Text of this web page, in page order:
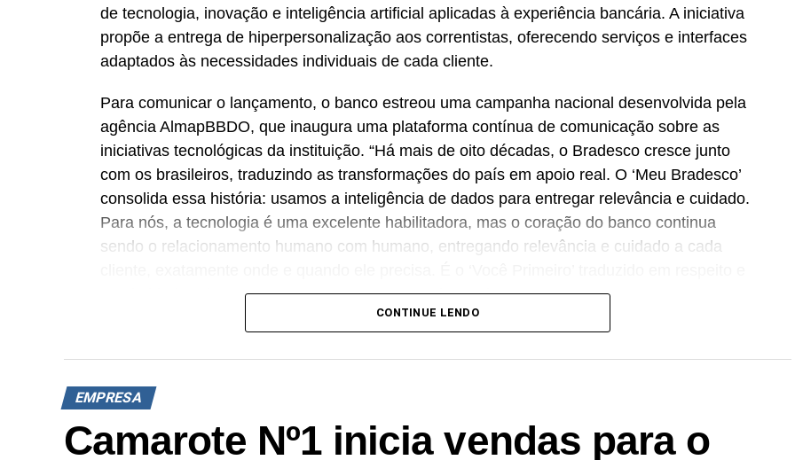
de tecnologia, inovação e inteligência artificial aplicadas à experiência bancária. A iniciativa
propõe a entrega de hiperpersonalização aos correntistas, oferecendo serviços e interfaces
adaptados às necessidades individuais de cada cliente.
Para comunicar o lançamento, o banco estreou uma campanha nacional desenvolvida pela
agência AlmapBBDO, que inaugura uma plataforma contínua de comunicação sobre as
iniciativas tecnológicas da instituição. “Há mais de oito décadas, o Bradesco cresce junto
com os brasileiros, traduzindo as transformações do país em apoio real. O ‘Meu Bradesco’
consolida essa história: usamos a inteligência de dados para entregar relevância e cuidado.
Para nós, a tecnologia é uma excelente habilitadora, mas o coração do banco continua
sendo o relacionamento humano com humano, entregando relevância e cuidado a cada
proximidade”, destaca Renato Camargo,CMOdo Bradesco.
Um dos pilares do novo ecossistema é a b.ia, assistente de inteligência artificial do banco
que atinge o marco de dez anos de operação em setembro de 2026. Com capacidade
transacional e conversacional, a plataforma soma mais de 3 bilhões de interações
históricas. No primeiro semestre de 2026, a assistente registrou 74 milhões de interações,
alcançando uma taxa de retenção interna de 90% e índice de resolutividade de 87% nos
atendimentos.
CONTINUE LENDO
EMPRESA
Camarote Nº1 inicia vendas para o